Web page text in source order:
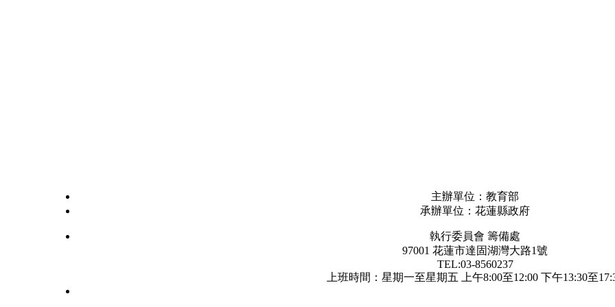
主辦單位：教育部
承辦單位：花蓮縣政府
執行委員會 籌備處
97001 花蓮市達固湖灣大路1號
TEL:03-8560237
上班時間：星期一至星期五 上午8:00至12:00 下午13:30至